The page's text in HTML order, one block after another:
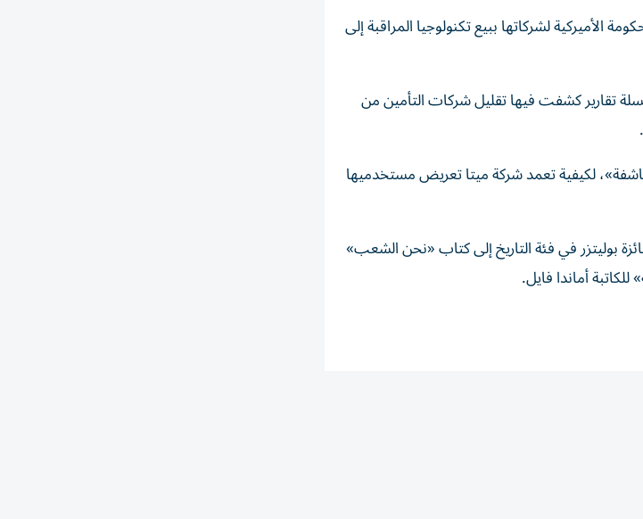
الأميركية لشركاتها ببيع تكنولوجيا المراقبة إلى
تقارير كشفت فيها تقليل شركات التأمين من
لكيفية تعمد شركة ميتا تعريض مستخدميها
بوليتزر في فئة التاريخ إلى كتاب «نحن الشعب»
أماندا فايل.